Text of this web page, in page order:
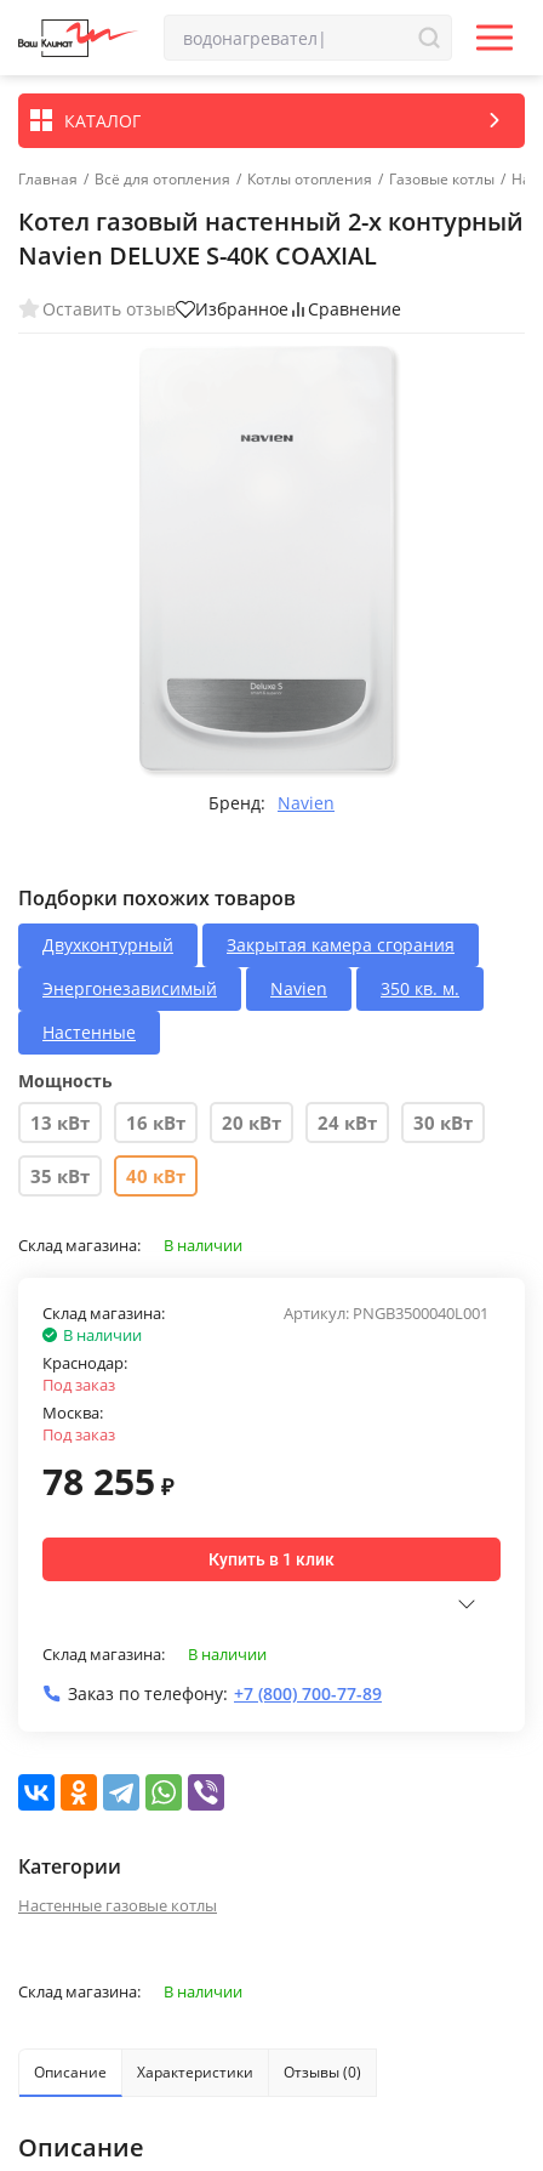
КАТАЛОГ
Главная / Всё для отопления / Котлы отопления / Газовые котлы /
Котел газовый настенный 2-х контурный
Navien DELUXE S-40K COAXIAL
Оставить отзыв Избранное Сравнение
Бренд: Navien
Подборки похожих товаров
Двухконтурный
Закрытая камера сгорания
Энергонезависимый
Navien
350 кв. м.
Настенные
Мощность
13 кВт 16 кВт 20 кВт 24 кВт 30 кВт
35 кВт 40 кВт
Склад магазина: В наличии
Артикул: PNGB3500040L001
Склад магазина:
В наличии
Краснодар:
Под заказ
Москва:
Под заказ
78 255 ₽
Купить в 1 клик
Склад магазина: В наличии
Заказ по телефону: +7 (800) 700-77-89
Категории
Настенные газовые котлы
Склад магазина: В наличии
Описание Характеристики Отзывы (0)
Описание